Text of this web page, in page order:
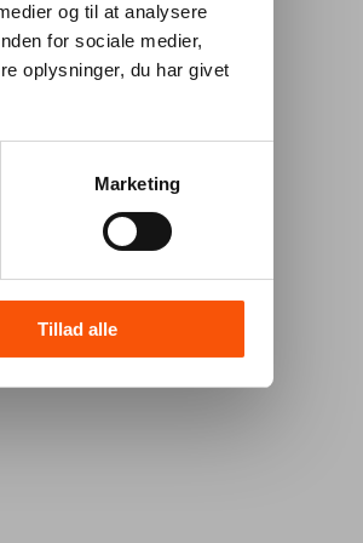
og til at analysere
for sociale medier,
oplysninger, du har givet
Marketing
Tillad alle